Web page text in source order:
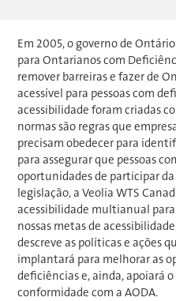
Fale conosco
Em 2005, o governo de
para Ontarianos com
remover barreiras e fazer de
acessível para pessoas com
acessibilidade foram criadas
normas são regras que
precisam obedecer para
para assegurar que pessoas
oportunidades de participar
legislação, a Veolia WTS
acessibilidade multianual
nossas metas de
descreve as políticas e ações
implantará para melhorar as
deficiências e, ainda, apoiará
conformidade com a AODA.